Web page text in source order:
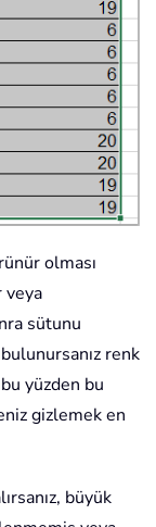
olması
veya
sütunu
renk
bu yüzden bu
gizlemek en
büyük